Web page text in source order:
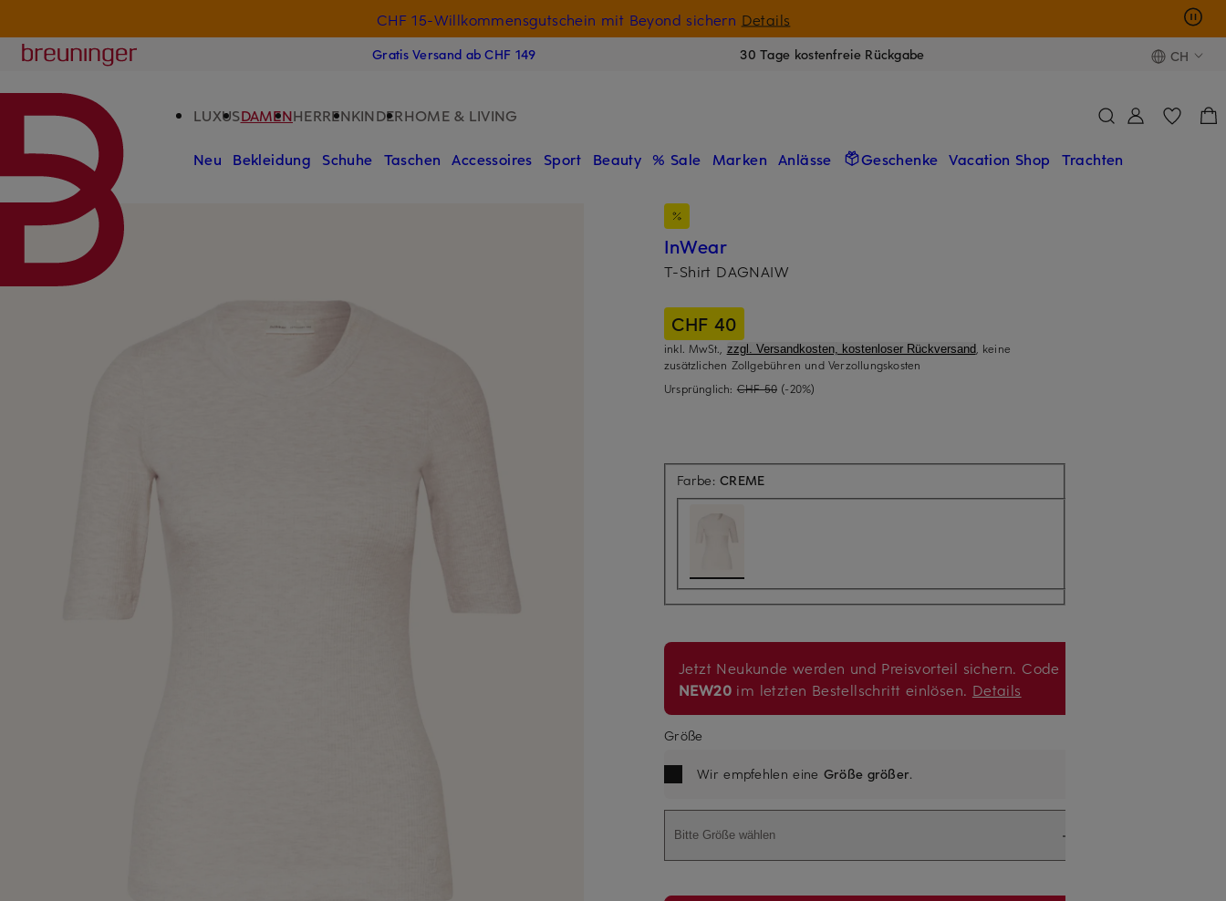
CHF 15-Willkommensgutschein mit Beyond sichern Details
Breuninger
Gratis Versand ab CHF 149 30 Tage kostenfreie Rückgabe CH
LUXUSDAMENHERRENKINDERHOME & LIVING
Neu Bekleidung Schuhe Taschen Accessoires Sport Beauty % Sale Marken Anlässe Geschenke Vacation Shop Trachten
InWear
T-Shirt DAGNAIW
CHF 40
inkl. MwSt., zzgl. Versandkosten, kostenloser Rückversand, keine
zusätzlichen Zollgebühren und Verzollungskosten
Ursprünglich: CHF 50 (-20%)
Farbe:CREME
Jetzt Neukunde werden und Preisvorteil sichern. Code
NEW20 im letzten Bestellschritt einlösen. Details
Größe
Wir empfehlen eine Größe größer.
Bitte Größe wählen